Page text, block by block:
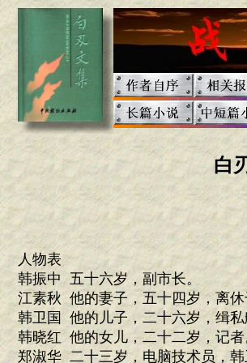
白
人物表
韩振中 五十六岁，副市长。
江素秋 他的妻子，五十四岁，离休
韩卫国 他的儿子，二十六岁，缉
韩晓红 他的女儿，二十二岁，记
郑淑华 二十三岁，电脑技术员，